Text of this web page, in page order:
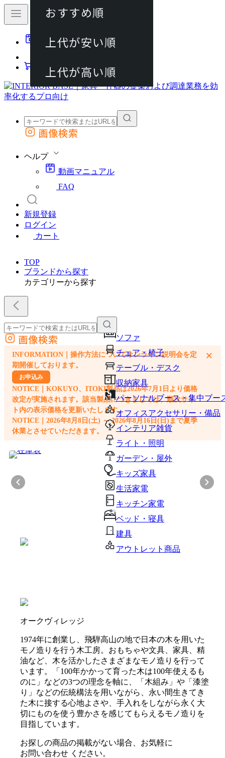
動画マニュアル
カート
外部サイトの商品をカートに追加
画像検索
ヘルプ
動画マニュアル
FAQ
新規登録
ログイン
カート
TOP
ブランドから探す
カテゴリーから探す
ソファ
チェア・椅子
テーブル・デスク
収納家具
パーソナルブース・集中ブー
オフィスアクセサリー・備品
インテリア雑貨
ライト・照明
ガーデン・屋外
キッズ家具
生活家電
キッチン家電
ベッド・寝具
建具
アウトレット商品
外部サイトの商品をカートに追加
他のサイトで見つけた商品ページのURLを貼り付けて、カートに追加できます
画像検索
INFORMATION｜操作方法についてオンライン説明会を定
期開催しております。
お申込み
NOTICE｜KOKUYO、ITOKI製品は2026年7月1日より価格
改定が実施されます。該当製品につきましては、順次サイ
ト内の表示価格を更新いたします。
NOTICE｜2026年8月8日(土) ～ 2026年8月16日(日)まで夏季
休業とさせていただきます。
×
オークヴィレッジ
1974年に創業し、飛騨高山の地で日本の木を用いた
モノ造りを行う木工房。おもちゃや文具、家具、精
油など、木を活かしたさまざまなモノ造りを行って
います。「100年かかって育った木は100年使えるも
のに」などの3つの理念を軸に、「木組み」や「漆塗
り」などの伝統構法を用いながら、永い間生きてき
た木に接する心地よさや、手入れをしながら永く大
切にものを使う豊かさを感じてもらえるモノ造りを
目指しています。
お探しの商品の掲載がない場合、お気軽に
お問い合わせ ください。
おすすめ順
上代が安い順
上代が高い順